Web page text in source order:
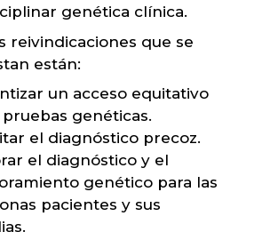
genética clínica.
reivindicaciones que se
están:
un acceso equitativo
pruebas genéticas.
el diagnóstico precoz.
el diagnóstico y el
genético para las
pacientes y sus